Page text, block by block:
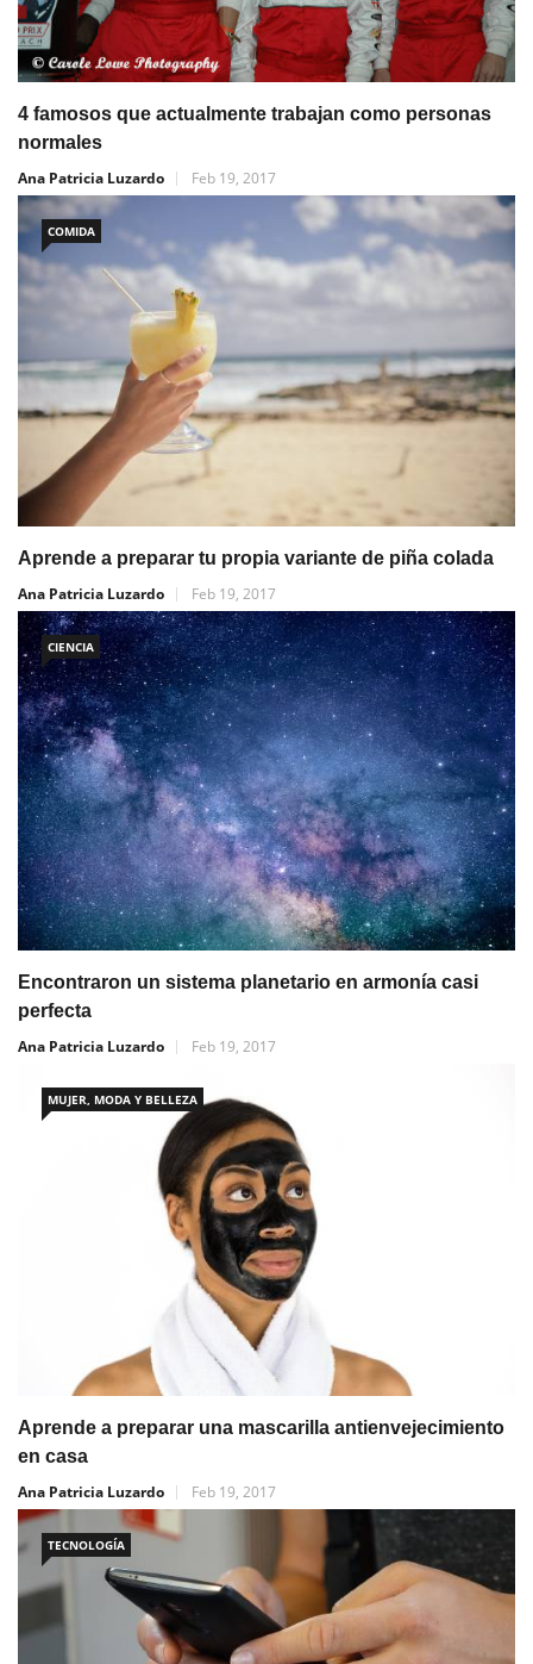
4 famosos que actualmente trabajan como personas
normales
Ana Patricia Luzardo
Feb 19, 2017
COMIDA
Aprende a preparar tu propia variante de piña colada
Ana Patricia Luzardo
Feb 19, 2017
CIENCIA
Encontraron un sistema planetario en armonía casi
perfecta
Ana Patricia Luzardo
Feb 19, 2017
MUJER, MODA Y BELLEZA
Aprende a preparar una mascarilla antienvejecimiento
en casa
Ana Patricia Luzardo
Feb 19, 2017
TECNOLOGÍA